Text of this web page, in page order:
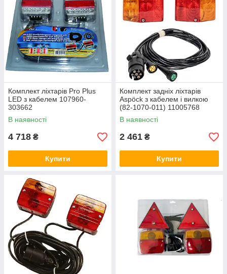
Комплект ліхтарів Pro Plus
LED з кабелем 107960-
303662
В наявності
4 718 ₴
Купити
Комплект задніх ліхтарів
Aspöck з кабелем і вилкою
(82-1070-011) 11005768
В наявності
2 461 ₴
Купити